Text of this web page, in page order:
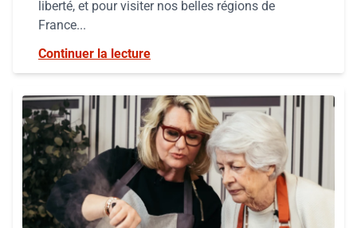
liberté, et pour visiter nos belles régions de
France...
Continuer la lecture